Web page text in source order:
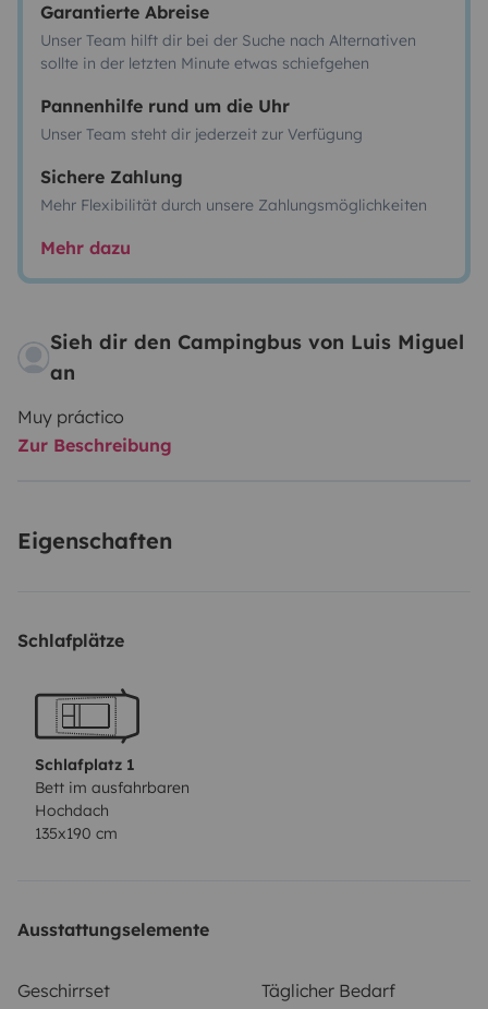
Garantierte Abreise
Unser Team hilft dir bei der Suche nach Alternativen
sollte in der letzten Minute etwas schiefgehen
Pannenhilfe rund um die Uhr
Unser Team steht dir jederzeit zur Verfügung
Sichere Zahlung
Mehr Flexibilität durch unsere Zahlungsmöglichkeiten
Mehr dazu
Sieh dir den Campingbus von Luis Miguel
an
Muy práctico
Zur Beschreibung
Eigenschaften
Schlafplätze
Schlafplatz 1
Bett im ausfahrbaren
Hochdach
135x190 cm
Ausstattungselemente
Geschirrset
Täglicher Bedarf